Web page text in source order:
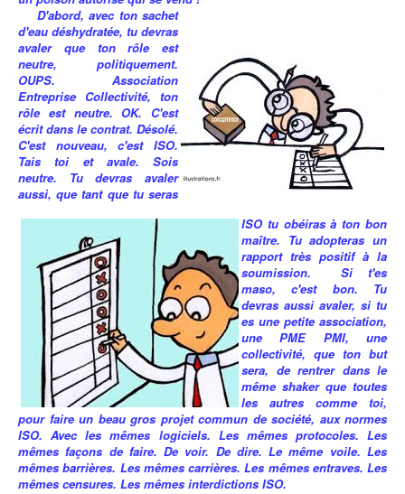
D'abord, avec ton sachet
d'eau déshydratée, tu devras
avaler que ton rôle est
neutre, politiquement.
OUPS. Association
Entreprise Collectivité, ton
rôle est neutre. OK. C'est
écrit dans le contrat. Désolé.
C'est nouveau, c'est ISO.
Tais toi et avale. Sois
neutre. Tu devras avaler
aussi, que tant que tu seras
ISO tu obéiras à ton bon
maître. Tu adopteras un
rapport très positif à la
soumission. Si t'es
maso, c'est bon. Tu
devras aussi avaler, si tu
es une petite association,
une PME PMI, une
collectivité, que ton but
sera, de rentrer dans le
même shaker que toutes
les autres comme toi,
pour faire un beau gros projet commun de société, aux normes
ISO. Avec les mêmes logiciels. Les mêmes protocoles. Les
mêmes façons de faire. De voir. De dire. Le même voile. Les
mêmes barrières. Les mêmes carrières. Les mêmes entraves. Les
mêmes censures. Les mêmes interdictions ISO.